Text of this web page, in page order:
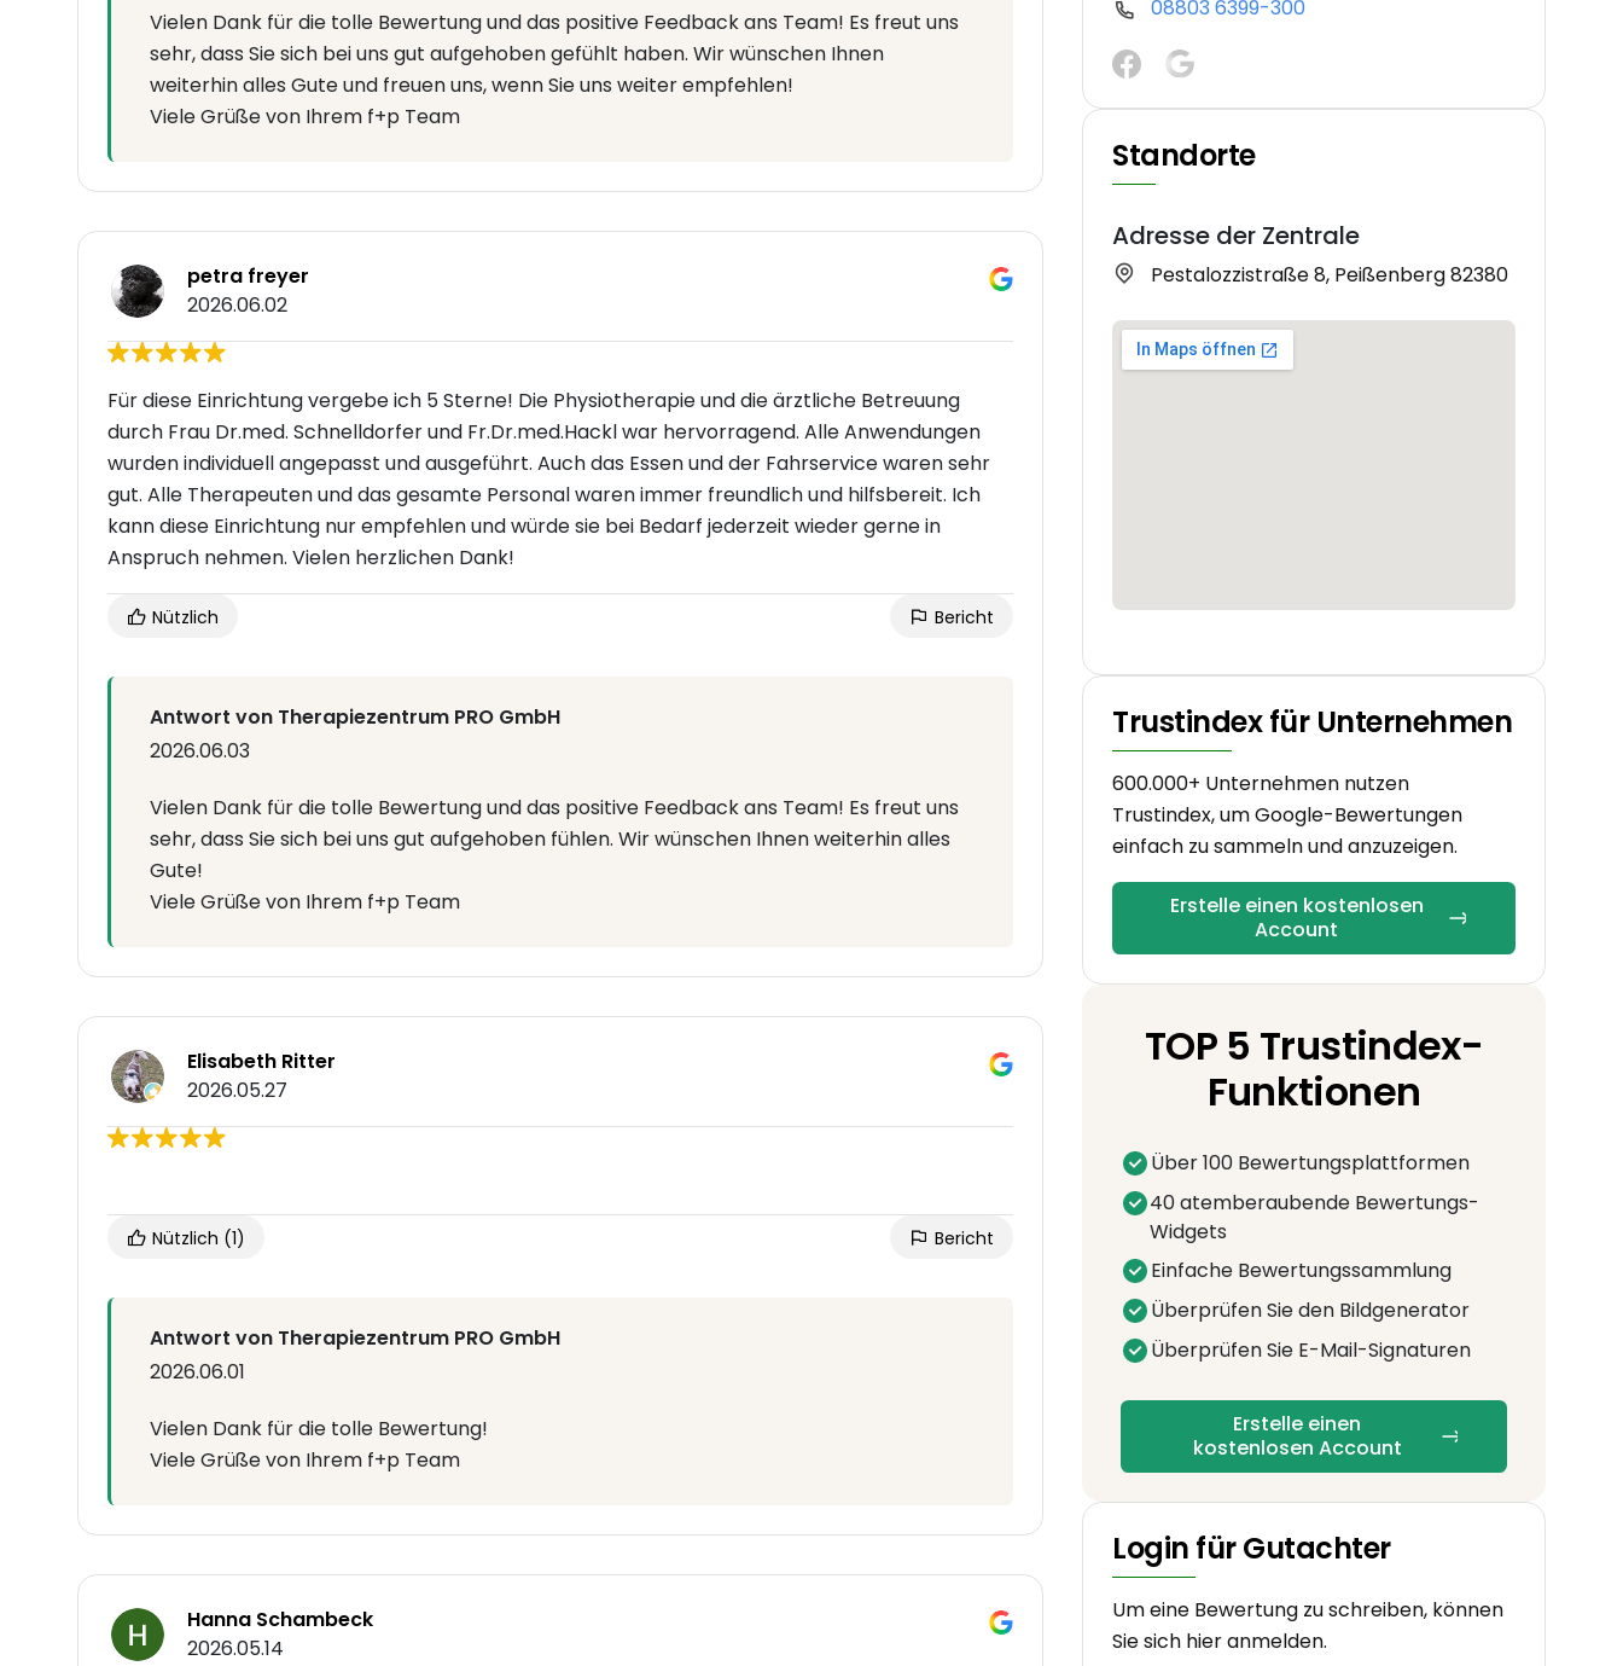
Vielen Dank für die tolle Bewertung und das positive Feedback ans Team! Es freut uns
sehr, dass Sie sich bei uns gut aufgehoben gefühlt haben. Wir wünschen Ihnen
weiterhin alles Gute und freuen uns, wenn Sie uns weiter empfehlen!
Viele Grüße von Ihrem f+p Team
petra freyer
2026.06.02
Für diese Einrichtung vergebe ich 5 Sterne! Die Physiotherapie und die ärztliche Betreuung
durch Frau Dr.med. Schnelldorfer und Fr.Dr.med.Hackl war hervorragend. Alle Anwendungen
wurden individuell angepasst und ausgeführt. Auch das Essen und der Fahrservice waren sehr
gut. Alle Therapeuten und das gesamte Personal waren immer freundlich und hilfsbereit. Ich
kann diese Einrichtung nur empfehlen und würde sie bei Bedarf jederzeit wieder gerne in
Anspruch nehmen. Vielen herzlichen Dank!
Nützlich Bericht
Antwort von Therapiezentrum PRO GmbH
2026.06.03
Vielen Dank für die tolle Bewertung und das positive Feedback ans Team! Es freut uns
sehr, dass Sie sich bei uns gut aufgehoben fühlen. Wir wünschen Ihnen weiterhin alles
Gute!
Viele Grüße von Ihrem f+p Team
Elisabeth Ritter
2026.05.27
Nützlich (1) Bericht
Antwort von Therapiezentrum PRO GmbH
2026.06.01
Vielen Dank für die tolle Bewertung!
Viele Grüße von Ihrem f+p Team
Hanna Schambeck
2026.05.14
08803 6399-300
Standorte
Adresse der Zentrale
Pestalozzistraße 8, Peißenberg 82380
Trustindex für Unternehmen
600.000+ Unternehmen nutzen
Trustindex, um Google-Bewertungen
einfach zu sammeln und anzuzeigen.
Erstelle einen kostenlosen
Account
TOP 5 Trustindex-
Funktionen
Über 100 Bewertungsplattformen
40 atemberaubende Bewertungs-
Widgets
Einfache Bewertungssammlung
Überprüfen Sie den Bildgenerator
Überprüfen Sie E-Mail-Signaturen
Erstelle einen
kostenlosen Account
Login für Gutachter
Um eine Bewertung zu schreiben, können
Sie sich hier anmelden.